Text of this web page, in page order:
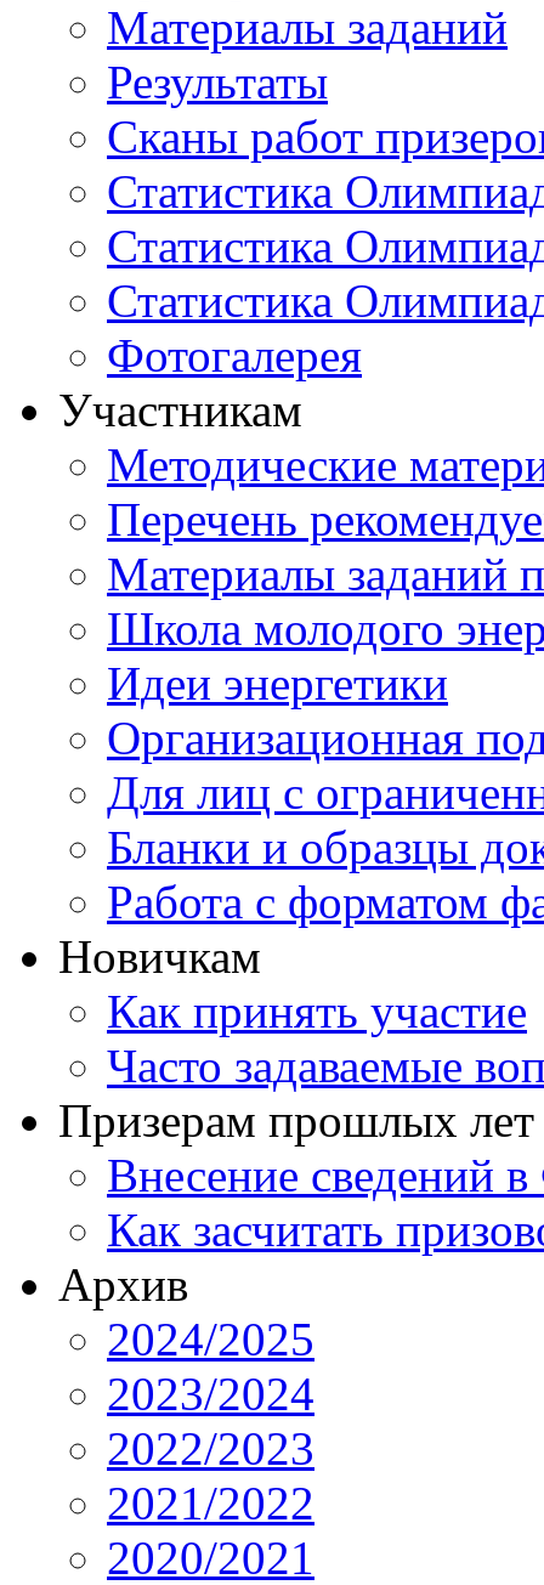
Материалы заданий
Результаты
Сканы работ
Статистика
Статистика
Статистика
Фотогалерея
Участникам
Методические
Перечень
Материалы заданий
Школа молодого
Идеи энергетики
Организационная
Для лиц с
Бланки и образцы
Работа с форматом
Новичкам
Как принять участие
Часто задаваемые
Призерам прошлых лет
Внесение
Как засчитать
Архив
2024/2025
2023/2024
2022/2023
2021/2022
2020/2021